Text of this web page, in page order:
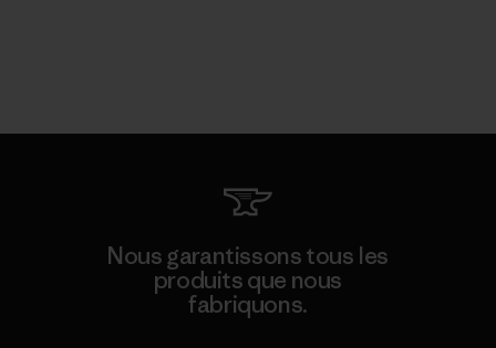
Nous garantissons tous les
produits que nous
fabriquons.